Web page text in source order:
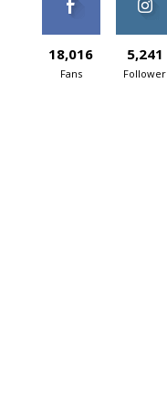
18,016
Fans
5,241
Follower